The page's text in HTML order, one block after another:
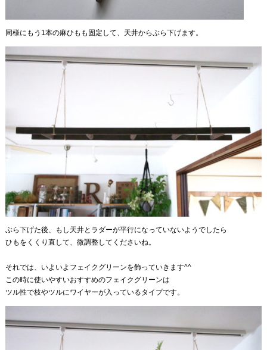
同様にもう1本の麻ひもも固定して、天井からぶら下げます。
ぶら下げた後、もし天井とラダーが平行になっていないようでしたら
ひもをくくり直して、微調整してくださいね。
それでは、いよいよフェイクグリーンを飾っていきます^^
この時に使いやすいおすすめのフェイクグリーンは
ツル性で枝やツルにワイヤーが入っているタイプです。